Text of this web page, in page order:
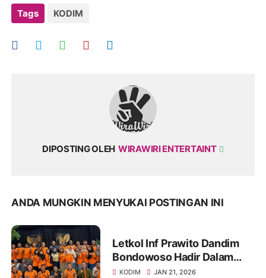
Tags KODIM
DIPOSTING OLEH WIRAWIRI ENTERTAINT
ANDA MUNGKIN MENYUKAI POSTINGAN INI
Letkol Inf Prawito Dandim
Bondowoso Hadir Dalam
Temu Kangen Wong
KODIM JAN 21, 2026